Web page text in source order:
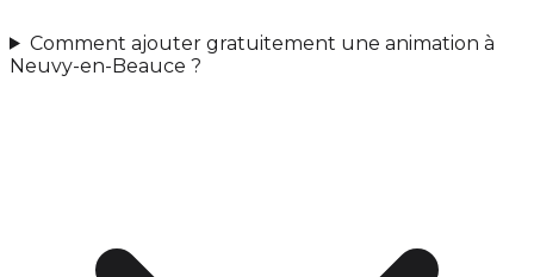
Comment ajouter gratuitement une animation à
Neuvy-en-Beauce ?